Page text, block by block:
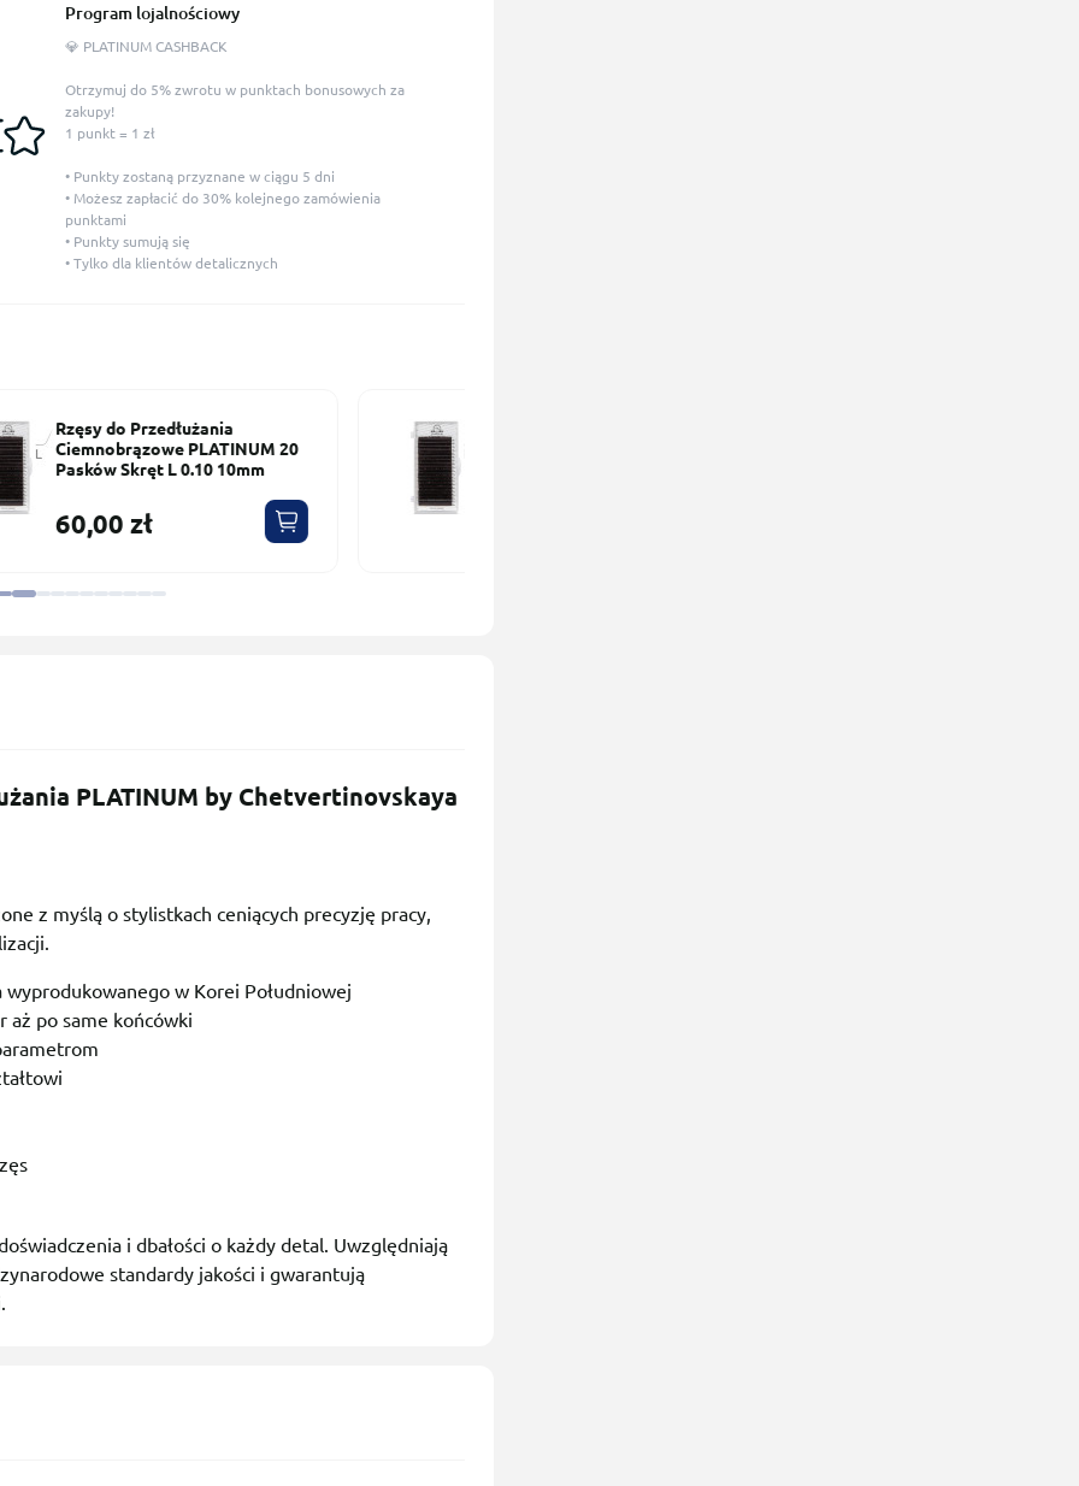
Program lojalnościowy
💎 PLATINUM CASHBACK
Otrzymuj do 5% zwrotu w punktach bonusowych za
zakupy!
1 punkt = 1 zł
• Punkty zostaną przyznane w ciągu 5 dni
• Możesz zapłacić do 30% kolejnego zamówienia
punktami
• Punkty sumują się
• Tylko dla klientów detalicznych
Rzęsy do Przedłużania
Сiemnobrązowe PLATINUM 20
Pasków Skręt L 0.10 9mm
60,00 zł
PLATINUM by Chetvertinovskaya
z myślą o stylistkach ceniących precyzję pracy,
w Korei Południowej
aż po same końcówki
i dbałości o każdy detal. Uwzględniają
standardy jakości i gwarantują